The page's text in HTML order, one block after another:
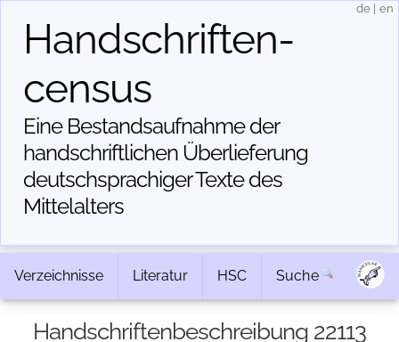
Handschriften­
census
Eine Bestandsaufnahme der
handschriftlichen Über­lieferung
deutschsprachiger Texte des
Mittelalters
de en
Verzeichnisse Literatur HSC Suche
Handschriftenbeschreibung 22113